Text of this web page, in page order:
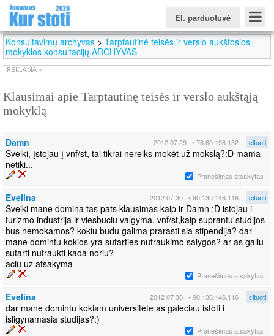
El. parduotuvė
Konkursinio balo skaičiuoklė Žurnalas KUR STOTI Žurnalas KUO BŪTI
FORUMAS Naujienos
Kolegijų sritis
Profesinių mokyklų sritis
Konsultavimų archyvas > Tarptautinė teisės ir verslo aukštosios
mokyklos konsultacijų ARCHYVAS
Klausimai apie Tarptautinę teisės ir verslo aukštąją
mokyklą
Damn 2012 07 29 • 78.60.198.132 cituoti
Sveiki, įstojau į vnf/st, tai tikrai nereiks mokėt už mokslą?:D mama
netiki...
Pranešimas atsakytas
Evelina 2012 07 30 • 90.130.146.116 cituoti
Sveiki mane domina tas pats klausimas kaip ir Damn :D istojau i
turizmo industrija ir viesbuciu valgyma, vnf/st,kaip suprantu studijos
bus nemokamos? kokiu budu galima prarasti sia stipendija? dar
mane domintu kokios yra sutarties nutraukimo salygos? ar as galiu
sutarti nutraukti kada noriu?
aciu uz atsakyma
Pranešimas atsakytas
Evelina 2012 07 30 • 90.130.146.116 cituoti
dar mane domintu kokiam universitete as galeciau istoti i
isligynamasia studijas?:)
Pranešimas atsakytas